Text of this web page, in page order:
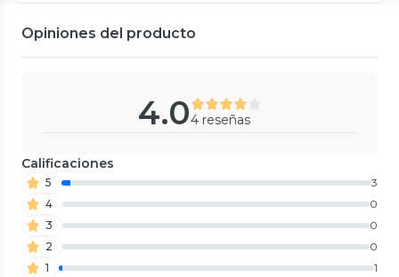
Opiniones del producto
4.04 reseñas
Calificaciones
5
3
4
0
3
0
2
0
1
1